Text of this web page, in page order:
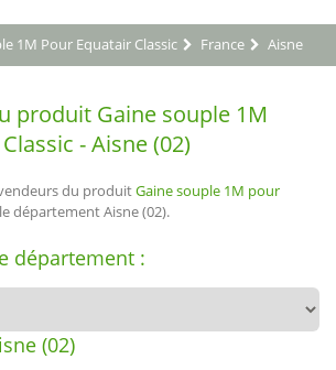
1M Pour Equatair Classic France Aisne
produit Gaine souple 1M
- Aisne (02)
du produitGaine souple 1M pour
département Aisne (02).
département :
(02)